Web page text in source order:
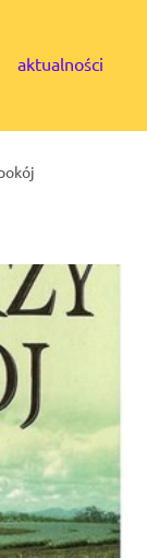
aktualności